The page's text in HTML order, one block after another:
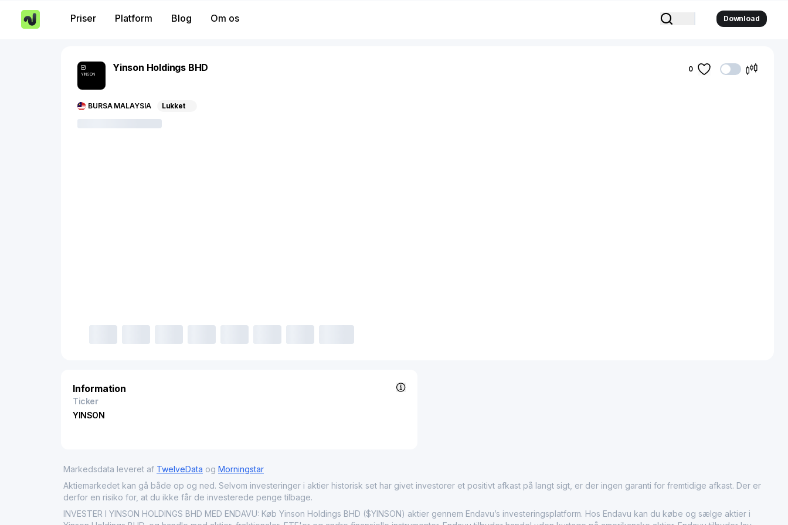
Priser Platform Blog Om os Download
YINSON
Yinson Holdings BHD
BURSA MALAYSIA Lukket
0
Information
Ticker
YINSON
Markedsdata leveret af TwelveData og Morningstar
Aktiemarkedet kan gå både op og ned. Selvom investeringer i aktier historisk set har givet investorer et positivt afkast på langt sigt, er der ingen garanti for fremtidige afkast. Der er
derfor en risiko for, at du ikke får de investerede penge tilbage.
INVESTER I YINSON HOLDINGS BHD MED ENDAVU: Køb Yinson Holdings BHD ($YINSON) aktier gennem Endavu’s investeringsplatform. Hos Endavu kan du købe og sælge aktier i